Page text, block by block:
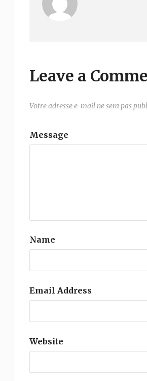
Leave a
Votre adresse e-mail ne sera pas
Message
Name
Email Address
Website